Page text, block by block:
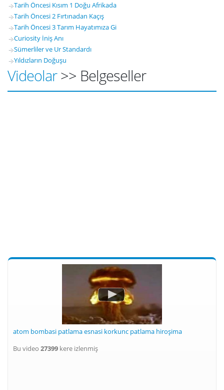
Tarih Öncesi Kısım 1 Doğu Afrikada
Tarih Öncesi 2 Fırtınadan Kaçış
Tarih Öncesi 3 Tarım Hayatımıza Gi
Curiosity İniş Anı
Sümerliler ve Ur Standardı
Yıldızların Doğuşu
Videolar>> Belgeseller
atom bombasi patlama esnasi korkunc patlama hiroşima
Bu video 27399 kere izlenmiş